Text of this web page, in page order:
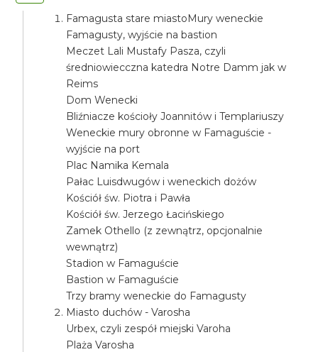
Famagusta stare miastoMury weneckie
Famagusty, wyjście na bastion
Meczet Lali Mustafy Pasza, czyli
średniowiecczna katedra Notre Damm jak w
Reims
Dom Wenecki
Bliźniacze kościoły Joannitów i Templariuszy
Weneckie mury obronne w Famaguście -
wyjście na port
Plac Namika Kemala
Pałac Luisdwugów i weneckich dożów
Kościół św. Piotra i Pawła
Kościół św. Jerzego Łacińskiego
Zamek Othello (z zewnątrz, opcjonalnie
wewnątrz)
Stadion w Famaguście
Bastion w Famaguście
Trzy bramy weneckie do Famagusty
Miasto duchów - Varosha
Urbex, czyli zespół miejski Varoha
Plaża Varosha